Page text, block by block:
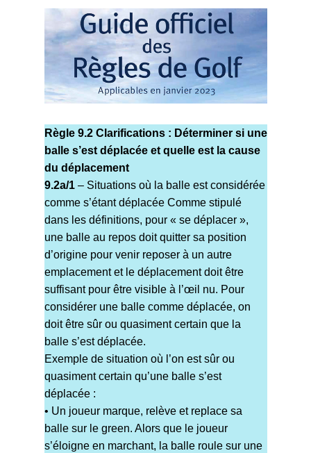
Règle 9.2 Clarifications : Déterminer si une
balle s’est déplacée et quelle est la cause
du déplacement
9.2a/1– Situations où la balle est considérée
comme s’étant déplacée Comme stipulé
dans les définitions, pour « se déplacer »,
une balle au repos doit quitter sa position
d’origine pour venir reposer à un autre
emplacement et le déplacement doit être
suffisant pour être visible à l’œil nu. Pour
considérer une balle comme déplacée, on
doit être sûr ou quasiment certain que la
balle s’est déplacée.
Exemple de situation où l’on est sûr ou
quasiment certain qu’une balle s’est
déplacée :
• Un joueur marque, relève et replace sa
balle sur le green. Alors que le joueur
s’éloigne en marchant, la balle roule sur une